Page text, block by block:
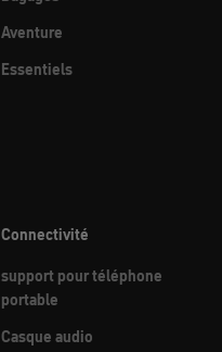
Aventure
Essentiels
Connectivité
support pour téléphone
portable
Casque audio